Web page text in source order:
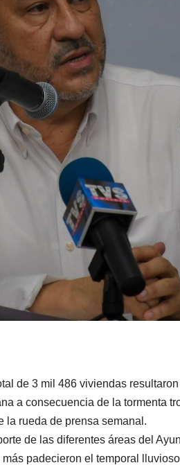
de 3 mil 486 viviendas
a consecuencia de la tormenta
la rueda de prensa semanal.
de las diferentes áreas del
padecieron el temporal